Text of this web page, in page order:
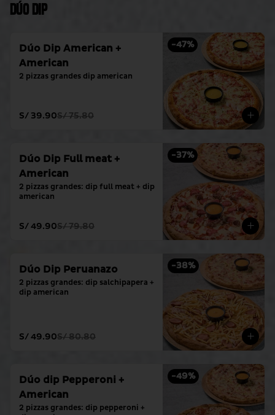
Dúo Dip
-47%
Dúo Dip American +
American
2 pizzas grandes dip american
S/ 39.90S/ 75.80
-37%
Dúo Dip Full meat +
American
2 pizzas grandes: dip full meat + dip
american
S/ 49.90S/ 79.80
-38%
Dúo Dip Peruanazo
2 pizzas grandes: dip salchipapera +
dip american
S/ 49.90S/ 80.80
-49%
Dúo dip Pepperoni +
American
2 pizzas grandes: dip pepperoni +